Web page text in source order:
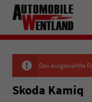
Das ausgewählte
Skoda Kamiq